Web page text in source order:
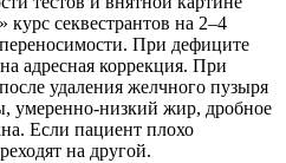
курс секвестрантов на 2–4
При дефиците
адресная коррекция. При
удаления желчного пузыря
умеренно-низкий жир, дробное
Если пациент плохо
на другой.